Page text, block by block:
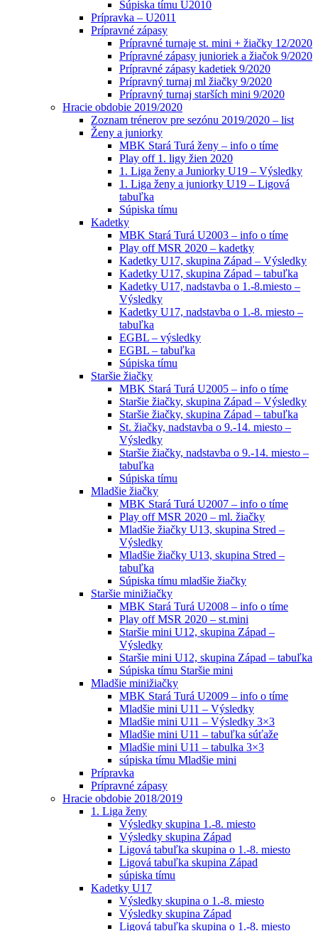
Súpiska tímu U2010
Prípravka – U2011
Prípravné zápasy
Prípravné turnaje st. mini + žiačky 12/2020
Prípravné zápasy junioriek a žiačok 9/2020
Prípravné zápasy kadetiek 9/2020
Prípravný turnaj ml žiačky 9/2020
Prípravný turnaj starších mini 9/2020
Hracie obdobie 2019/2020
Zoznam trénerov pre sezónu 2019/2020 – list
Ženy a juniorky
MBK Stará Turá ženy – info o tíme
Play off 1. ligy žien 2020
1. Liga ženy a Juniorky U19 – Výsledky
1. Liga ženy a juniorky U19 – Ligová
tabuľka
Súpiska tímu
Kadetky
MBK Stará Turá U2003 – info o tíme
Play off MSR 2020 – kadetky
Kadetky U17, skupina Západ – Výsledky
Kadetky U17, skupina Západ – tabuľka
Kadetky U17, nadstavba o 1.-8.miesto –
Výsledky
Kadetky U17, nadstavba o 1.-8. miesto –
tabuľka
EGBL – výsledky
EGBL – tabuľka
Súpiska tímu
Staršie žiačky
MBK Stará Turá U2005 – info o tíme
Staršie žiačky, skupina Západ – Výsledky
Staršie žiačky, skupina Západ – tabuľka
St. žiačky, nadstavba o 9.-14. miesto –
Výsledky
Staršie žiačky, nadstavba o 9.-14. miesto –
tabuľka
Súpiska tímu
Mladšie žiačky
MBK Stará Turá U2007 – info o tíme
Play off MSR 2020 – ml. žiačky
Mladšie žiačky U13, skupina Stred –
Výsledky
Mladšie žiačky U13, skupina Stred –
tabuľka
Súpiska tímu mladšie žiačky
Staršie minižiačky
MBK Stará Turá U2008 – info o tíme
Play off MSR 2020 – st.mini
Staršie mini U12, skupina Západ –
Výsledky
Staršie mini U12, skupina Západ – tabuľka
Súpiska tímu Staršie mini
Mladšie minižiačky
MBK Stará Turá U2009 – info o tíme
Mladšie mini U11 – Výsledky
Mladšie mini U11 – Výsledky 3×3
Mladšie mini U11 – tabuľka súťaže
Mladšie mini U11 – tabulka 3×3
súpiska tímu Mladšie mini
Prípravka
Prípravné zápasy
Hracie obdobie 2018/2019
1. Liga ženy
Výsledky skupina 1.-8. miesto
Výsledky skupina Západ
Ligová tabuľka skupina o 1.-8. miesto
Ligová tabuľka skupina Západ
súpiska tímu
Kadetky U17
Výsledky skupina o 1.-8. miesto
Výsledky skupina Západ
Ligová tabuľka skupina o 1.-8. miesto